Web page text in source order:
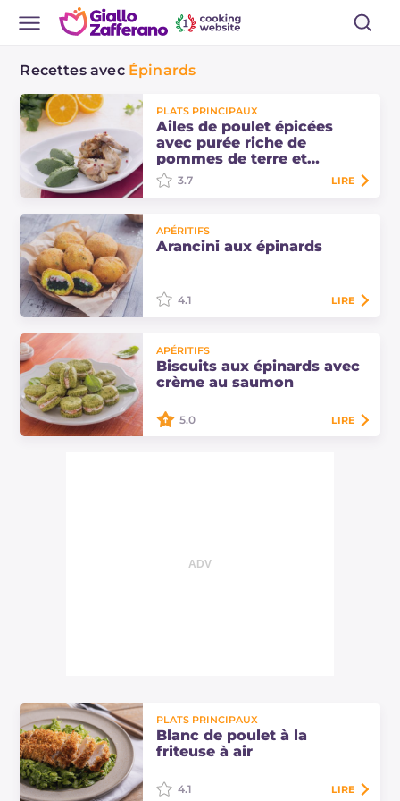
Recettes avec Épinards
PLATS PRINCIPAUX
Ailes de poulet épicées
avec purée riche de
pommes de terre et
épinards
purée riche de pommes de terre et
épinards est un plat principal
3.7 LIRE
APÉRITIFS
Arancini aux épinards
succulente variante du classique
street food sicilien, enrichie avec du
caciocavallo et du jambon cuit !
4.1 LIRE
APÉRITIFS
Biscuits aux épinards avec
crème au saumon
5.0 LIRE
PLATS PRINCIPAUX
Blanc de poulet à la
friteuse à air
4.1 LIRE